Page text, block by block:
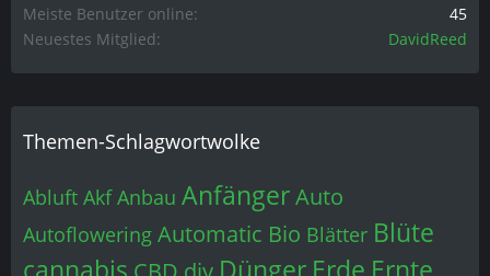
Meiste Benutzer online
45
Neuestes Mitglied
DavidReed
Themen-Schlagwortwolke
Abluft Akf Anbau AnfängerAuto
Autoflowering Automatic Bio Blätter Blüte